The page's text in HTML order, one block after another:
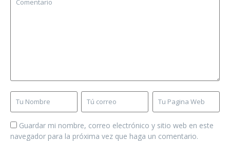
Guardar mi nombre, correo electrónico y sitio web en este
navegador para la próxima vez que haga un comentario.